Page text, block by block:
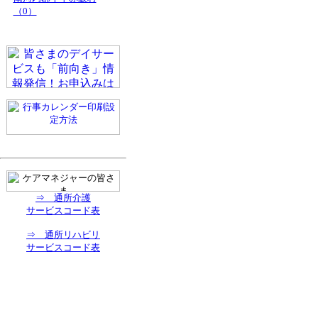
（0）
⇒ 通所介護
サービスコード表
⇒ 通所リハビリ
サービスコード表